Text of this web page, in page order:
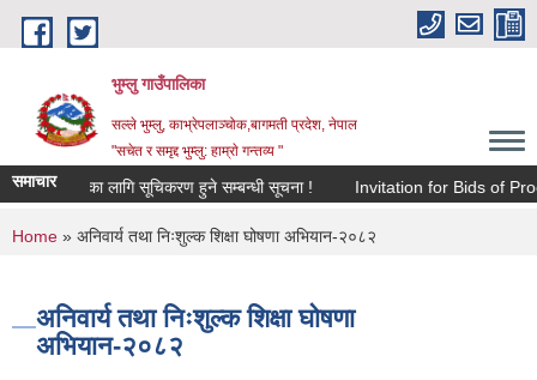
Skip to main content
भुम्लु गाउँपालिका
सल्ले भुम्लु, काभ्रेपलाञ्चोक,बागमती प्रदेश, नेपाल
"सचेत र समृद्द भुम्लु: हाम्राे गन्तव्य "
समाचार
कर संकलनका लागि सूचिकरण हुने सम्बन्धी सूचना ! Invitation for Bids
You are here
Home » अनिवार्य तथा निःशुल्क शिक्षा घोषणा अभियान-२०८२
अनिवार्य तथा निःशुल्क शिक्षा घोषणा
अभियान-२०८२